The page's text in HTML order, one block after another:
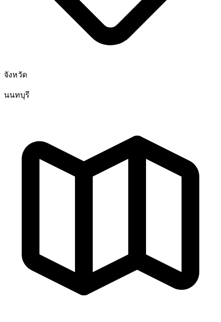
จังหวัด
นนทบุรี